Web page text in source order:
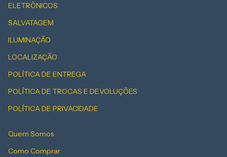
ELETRÔNICOS
SALVATAGEM
ILUMINAÇÃO
LOCALIZAÇÃO
POLÍTICA DE ENTREGA
POLÍTICA DE TROCAS E DEVOLUÇÕES
POLÍTICA DE PRIVACIDADE
Quem Somos
Como Comprar